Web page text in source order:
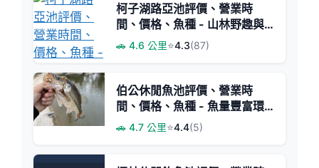
柯子湖路亞池評價、營業時
間、價格、魚種 - 山林野趣與
豐富魚種路亞池
🚗 4.6 公里⭐4.3(87)
伯公休閒魚池評價、營業時
間、價格、魚種 - 魚量豐富環
境清幽
🚗 4.7 公里⭐4.4(5)